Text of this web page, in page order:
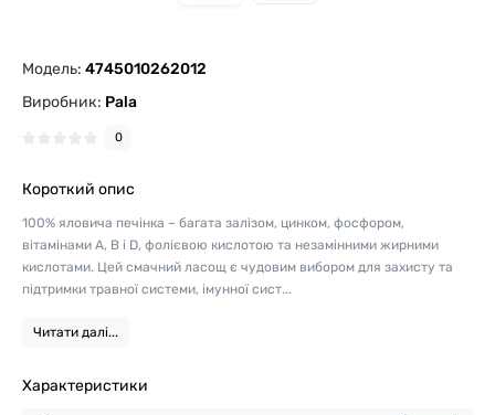
Модель: 4745010262012
Виробник: Pala
0
Короткий опис
100% яловича печінка – багата залізом, цинком, фосфором,
вітамінами A, B і D, фолієвою кислотою та незамінними жирними
кислотами. Цей смачний ласощ є чудовим вибором для захисту та
підтримки травної системи, імунної сист...
Читати далі...
Характеристики